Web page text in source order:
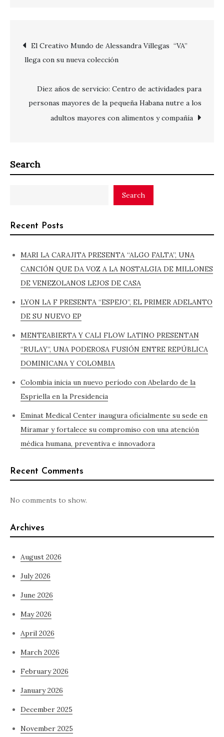
Post
navigation
El Creativo Mundo de Alessandra Villegas “VA”
llega con su nueva colección
Diez años de servicio: Centro de actividades para
personas mayores de la pequeña Habana nutre a los
adultos mayores con alimentos y compañía
Search
Search
Recent Posts
MARI LA CARAJITA PRESENTA “ALGO FALTA”, UNA
CANCIÓN QUE DA VOZ A LA NOSTALGIA DE MILLONES
DE VENEZOLANOS LEJOS DE CASA
LYON LA F PRESENTA “ESPEJO”, EL PRIMER ADELANTO
DE SU NUEVO EP
MENTEABIERTA Y CALI FLOW LATINO PRESENTAN
“RULAY”, UNA PODEROSA FUSIÓN ENTRE REPÚBLICA
DOMINICANA Y COLOMBIA
Colombia inicia un nuevo período con Abelardo de la
Espriella en la Presidencia
Eminat Medical Center inaugura oficialmente su sede en
Miramar y fortalece su compromiso con una atención
médica humana, preventiva e innovadora
Recent Comments
No comments to show.
Archives
August 2026
July 2026
June 2026
May 2026
April 2026
March 2026
February 2026
January 2026
December 2025
November 2025